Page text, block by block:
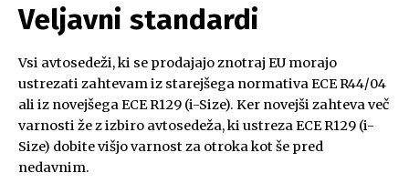
Veljavni standardi
Vsi avtosedeži, ki se prodajajo znotraj EU morajo
ustrezati zahtevam iz starejšega normativa ECE R44/04
ali iz novejšega ECE R129 (i-Size). Ker novejši zahteva več
varnosti že z izbiro avtosedeža, ki ustreza ECE R129 (i-
Size) dobite višjo varnost za otroka kot še pred
nedavnim.